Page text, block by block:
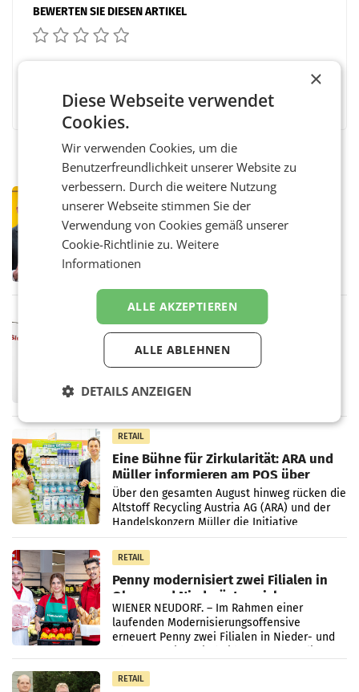
BEWERTEN SIE DIESEN ARTIKEL
PRIMENEWS
Österreichische Post: Umsatzplus im
ersten Halbjahr trotz schwachem
Briefgeschäft
WIEN Die Österreichische Post AG hat im
ersten Halbjahr 2026 einen Konzernumsatz
einem Plus von 3,8 Prozent gegenüber dem
Vergleichszeitraum
ProSiebenSat.1 spart und macht
überraschend viel Gewinn
UNTERFÖHRING/MAILAND/AMSTERDAM. Der
Frühjahr dank Kostensenkungen operativ
Markterwartung deutlich übertroffen.
RETAIL
Eine Bühne für Zirkularität: ARA und
Müller informieren am POS über
Kreislauffähigkeit
Über den gesamten August hinweg rücken die
Altstoff Recycling Austria AG (ARA) und der
Handelskonzern Müller die Initiative
„Kreislauf-Helden“ in allen österreichischen
Müller-Filialen
RETAIL
Penny modernisiert zwei Filialen in
Ober- und Niederösterreich
WIENER NEUDORF. – Im Rahmen einer
laufenden Modernisierungsoffensive
erneuert Penny zwei Filialen in Nieder- und
RETAIL
×
Diese Webseite verwendet
Cookies.
Wir verwenden Cookies, um die
Benutzerfreundlichkeit unserer Website zu
verbessern. Durch die weitere Nutzung
unserer Webseite stimmen Sie der
Verwendung von Cookies gemäß unserer
Cookie-Richtlinie zu.Weitere
Informationen
ALLE AKZEPTIEREN
ALLE ABLEHNEN
DETAILS ANZEIGEN